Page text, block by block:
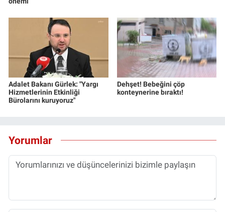
Adalet Bakanı Gürlek: "Yargı
Hizmetlerinin Etkinliği
Bürolarını kuruyoruz"
Dehşet! Bebeğini çöp
konteynerine bıraktı!
Yorumlar